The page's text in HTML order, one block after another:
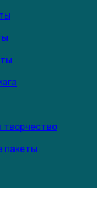
творчество
пакеты